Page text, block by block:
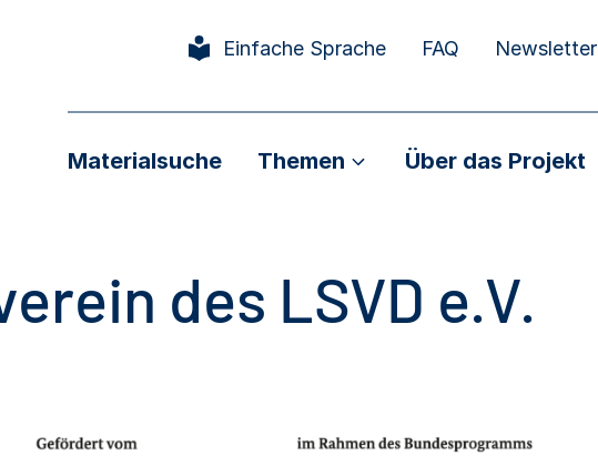
Einfache Sprache FAQ Newsletter
Materialsuche Themen Über das Projekt
des LSVD e.V.